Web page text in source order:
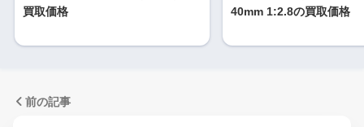
買取価格
40mm 1:2.8の買取価格
前の記事